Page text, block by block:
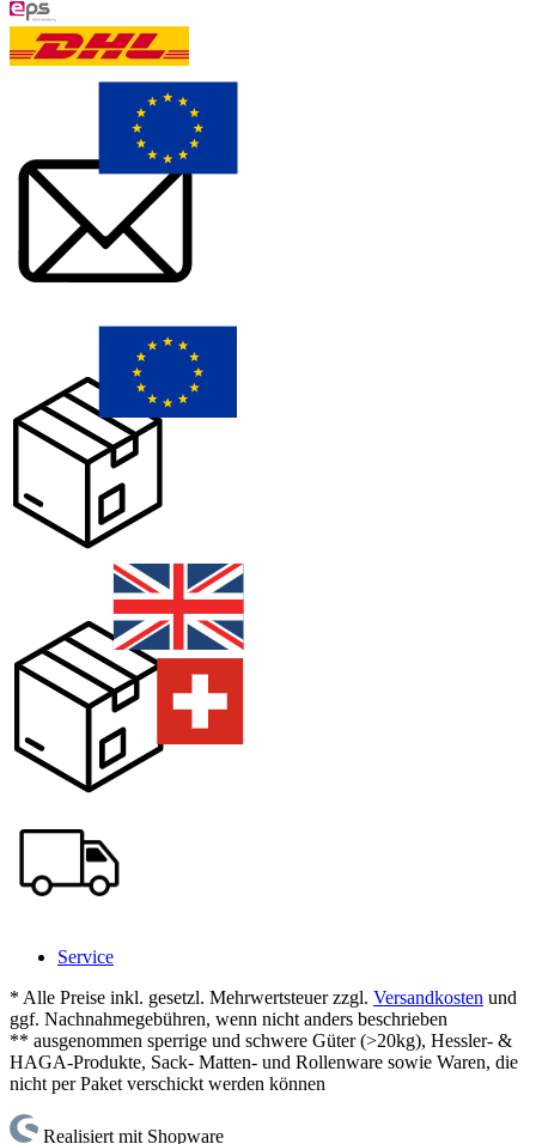
Service
* Alle Preise inkl. gesetzl. Mehrwertsteuer zzgl. Versandkosten und
ggf. Nachnahmegebühren, wenn nicht anders beschrieben
** ausgenommen sperrige und schwere Güter (>20kg), Hessler- &
HAGA-Produkte, Sack- Matten- und Rollenware sowie Waren, die
nicht per Paket verschickt werden können
Realisiert mit Shopware